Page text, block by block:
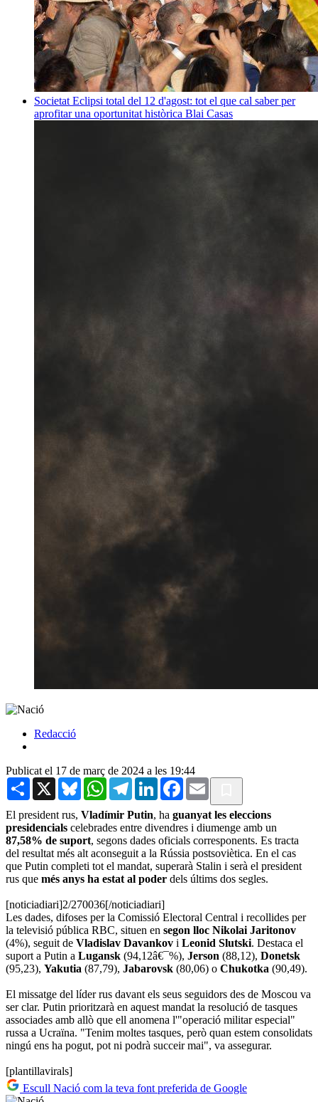
Societat Eclipsi total del 12 d'agost: tot el que cal saber per
aprofitar una oportunitat històrica Blai Casas
Redacció
Publicat el 17 de març de 2024 a les 19:44
Share X BlueskyWhatsAppTelegramLinkedInFacebook
Email
El president rus, Vladímir Putin, ha guanyat les eleccions
presidencials celebrades entre divendres i diumenge amb un
87,58% de suport, segons dades oficials corresponents. Es tracta
del resultat més alt aconseguit a la Rússia postsoviètica. En el cas
que Putin completi tot el mandat, superarà Stalin i serà el president
rus que més anys ha estat al poder dels últims dos segles.
[noticiadiari]2/270036[/noticiadiari]
Les dades, difoses per la Comissió Electoral Central i recollides per
la televisió pública RBC, situen en segon lloc Nikolai Jaritonov
(4%), seguit de Vladislav Davankov i Leonid Slutski. Destaca el
suport a Putin a Lugansk (94,12â€¯%), Jerson (88,12), Donetsk
(95,23), Yakutia (87,79), Jabarovsk (80,06) o Chukotka (90,49).
El missatge del líder rus davant els seus seguidors des de Moscou va
ser clar. Putin prioritzarà en aquest mandat la resolució de tasques
associades amb allò que ell anomena l'"operació militar especial"
russa a Ucraïna. "Tenim moltes tasques, però quan estem consolidats
ningú ens ha pogut, pot ni podrà succeir mai", va assegurar.
[plantillavirals]
Escull Nació com la teva font preferida de Google